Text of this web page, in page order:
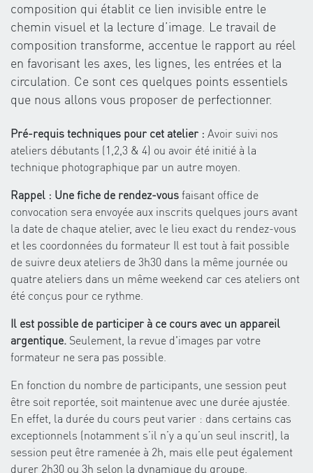
composition qui établit ce lien invisible entre le
chemin visuel et la lecture d’image. Le travail de
composition transforme, accentue le rapport au réel
en favorisant les axes, les lignes, les entrées et la
circulation. Ce sont ces quelques points essentiels
que nous allons vous proposer de perfectionner.
Pré-requis techniques pour cet atelier : Avoir suivi nos
ateliers débutants (1,2,3 & 4) ou avoir été initié à la
technique photographique par un autre moyen.
Rappel : Une fiche de rendez-vousfaisant office de
convocation sera envoyée aux inscrits quelques jours avant
la date de chaque atelier, avec le lieu exact du rendez-vous
et les coordonnées du formateur Il est tout à fait possible
de suivre deux ateliers de 3h30 dans la même journée ou
quatre ateliers dans un même weekend car ces ateliers ont
été conçus pour ce rythme.
Il est possible de participer à ce cours avec un appareil
argentique. Seulement, la revue d'images par votre
formateur ne sera pas possible.
En fonction du nombre de participants, une session peut
être soit reportée, soit maintenue avec une durée ajustée.
En effet, la durée du cours peut varier : dans certains cas
exceptionnels (notamment s’il n’y a qu’un seul inscrit), la
session peut être ramenée à 2h, mais elle peut également
durer 2h30 ou 3h selon la dynamique du groupe.